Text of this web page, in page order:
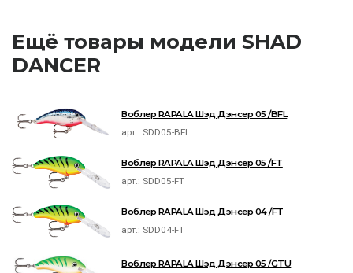
Ещё товары модели SHAD
DANCER
Воблер RAPALA Шэд Дэнсер 05 /BFL
арт.: SDD05-BFL
Воблер RAPALA Шэд Дэнсер 05 /FT
арт.: SDD05-FT
Воблер RAPALA Шэд Дэнсер 04 /FT
арт.: SDD04-FT
Воблер RAPALA Шэд Дэнсер 05 /GTU